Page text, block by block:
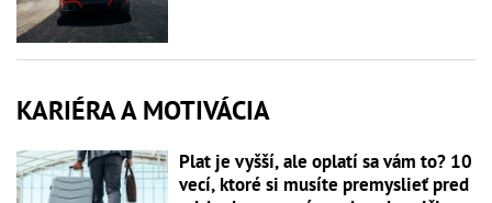
KARIÉRA A MOTIVÁCIA
Plat je vyšší, ale oplatí sa vám to? 10
vecí, ktoré si musíte premyslieť pred